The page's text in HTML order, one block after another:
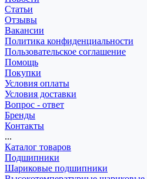
Статьи
Отзывы
Вакансии
Политика конфиденциальности
Пользовательское соглашение
Помощь
Покупки
Условия оплаты
Условия доставки
Вопрос - ответ
Бренды
Контакты
...
Каталог товаров
Подшипники
Шариковые подшипники